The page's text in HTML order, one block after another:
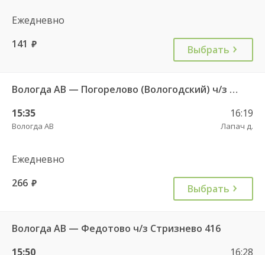
Ежедневно
141 руб. Выбрать
Вологда АВ — Погорелово (Вологодский) ч/з Новый Источник 422
15:35
Вологда АВ
16:19
Лапач д.
Ежедневно
266 руб. Выбрать
Вологда АВ — Федотово ч/з Стризнево 416
15:50
16:28